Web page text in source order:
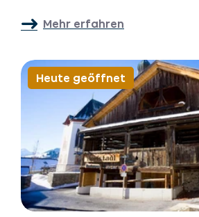
Mehr erfahren
Heute geöffnet